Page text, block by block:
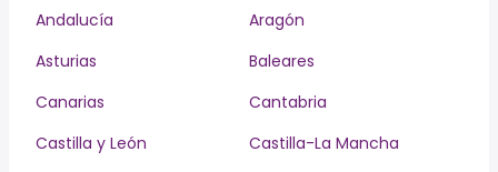
Andalucía
Aragón
Asturias
Baleares
Canarias
Cantabria
Castilla y León
Castilla-La Mancha